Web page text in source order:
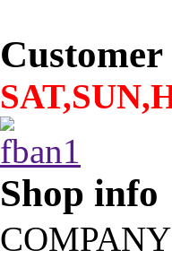
Customer
Shop info
COMPANY